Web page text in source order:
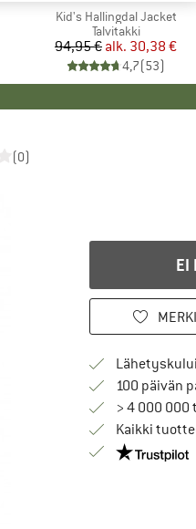
Tuote
Kid's Hallingdal Jacket
Tuoteryhmä
Talvitakki
Hinta
94,95 € Alennettu
alk. 30,38 €
4,7(53)
(0)
EI
100 päivän
> 4 000
Kaikki